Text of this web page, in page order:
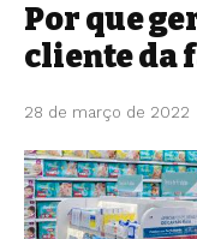
Por que
cliente da
28 de março de 2022